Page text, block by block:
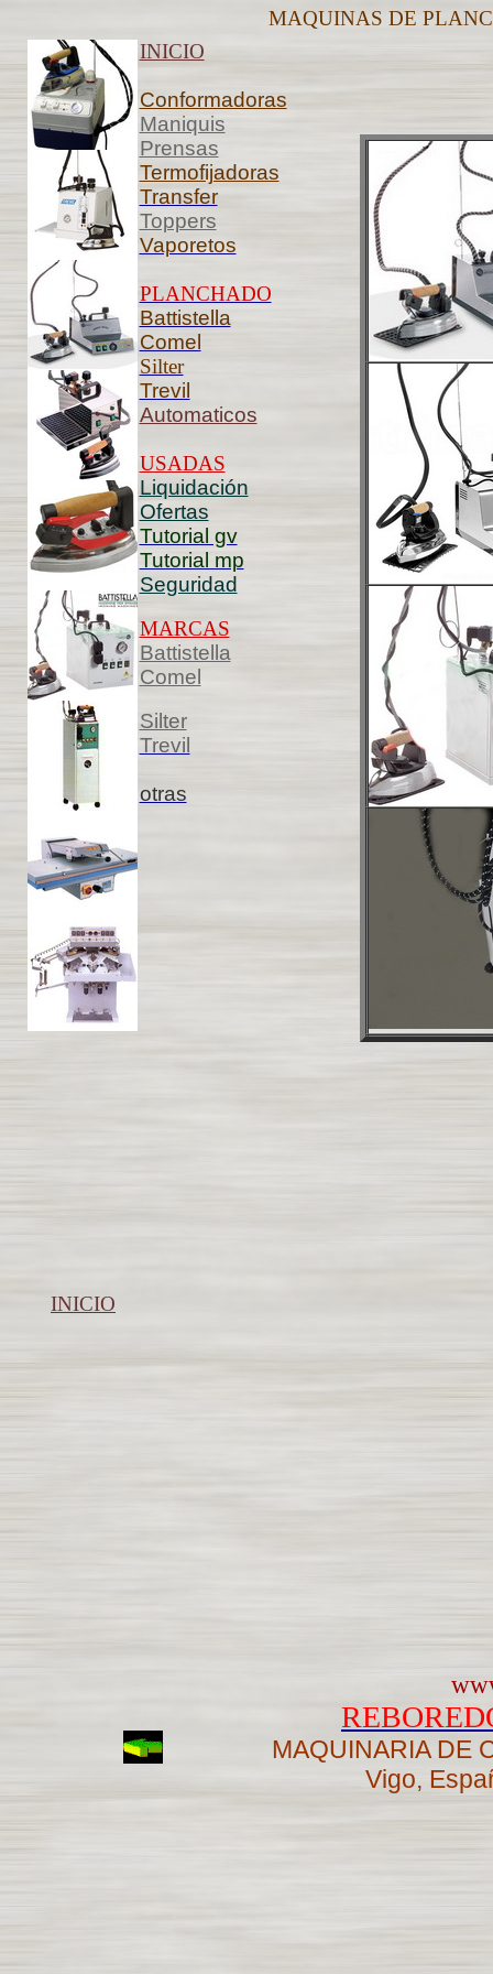
MAQUINAS DE
INICIO
Conformadoras
Maniquis
Prensas
Termofijadoras
Transfer
Toppers
Vaporetos
PLANCHADO
Battistella
Comel
Silter
Trevil
Automaticos
USADAS
Liquidación
Ofertas
Tutorial gv
Tutorial mp
Seguridad
MARCAS
Battistella
Comel
Silter
Trevil
otras
INICIO
MAQUINARIA DE
Vigo,